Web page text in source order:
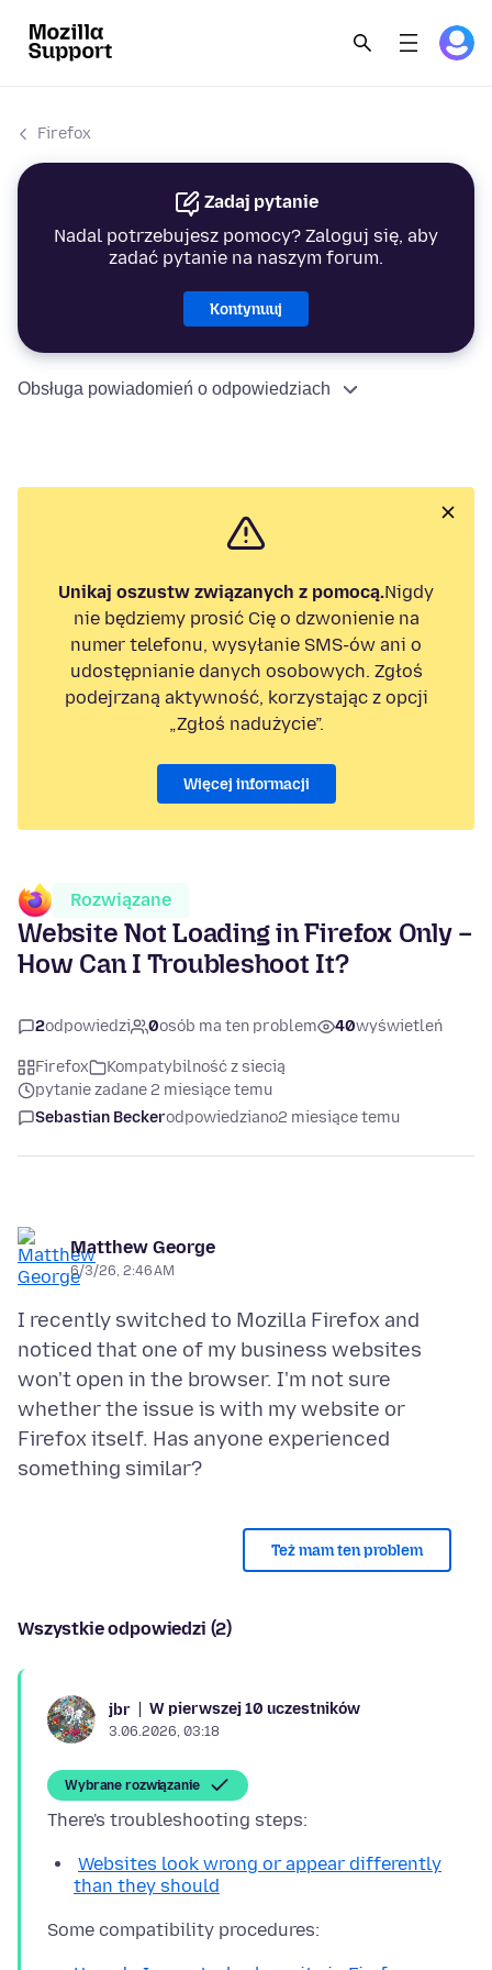
Firefox
Zadaj pytanie
Nadal potrzebujesz pomocy? Zaloguj się, aby
zadać pytanie na naszym forum.
Kontynuuj
Obsługa powiadomień o odpowiedziach
Unikaj oszustw związanych z pomocą.Nigdy
nie będziemy prosić Cię o dzwonienie na
numer telefonu, wysyłanie SMS-ów ani o
udostępnianie danych osobowych. Zgłoś
podejrzaną aktywność, korzystając z opcji
„Zgłoś nadużycie”.
Więcej informacji
Rozwiązane
Website Not Loading in Firefox Only –
How Can I Troubleshoot It?
2odpowiedzi 0osób ma ten problem 40wyświetleń
Firefox
Kompatybilność z siecią
pytanie zadane 2 miesiące temu
Sebastian Beckerodpowiedziano2 miesiące temu
Matthew George
6/3/26, 2:46 AM
I recently switched to Mozilla Firefox and
noticed that one of my business websites
won't open in the browser. I'm not sure
whether the issue is with my website or
Firefox itself. Has anyone experienced
Też mam ten problem
Wszystkie odpowiedzi (2)
jbr W pierwszej 10 uczestników
3.06.2026, 03:18
Wybrane rozwiązanie
Websites look wrong or appear differently
than they should